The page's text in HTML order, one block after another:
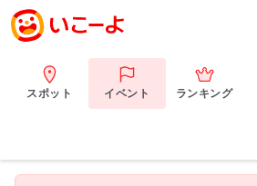
スポット イベント ランキング